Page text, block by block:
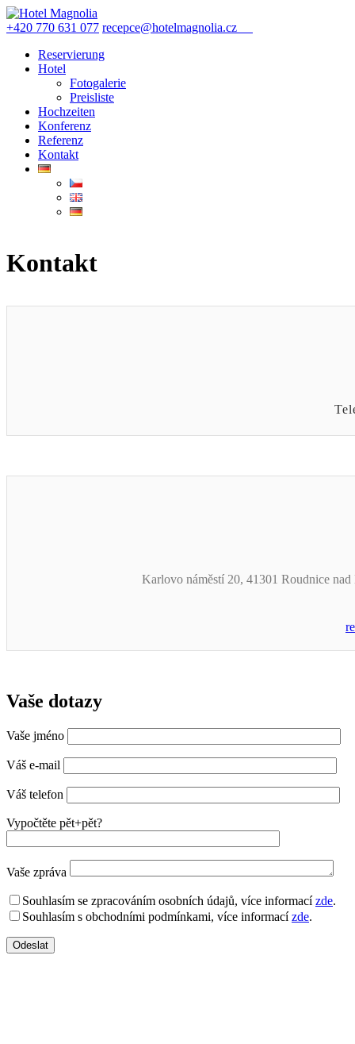
+420 770 631 077 recepce@hotelmagnolia.cz
Reservierung
Hotel
Fotogalerie
Preisliste
Hochzeiten
Konferenz
Referenz
Kontakt
Kontakt
Karlovo náměstí 20, 41301 Roudnice nad
Vaše dotazy
Vaše jméno
Váš e-mail
Váš telefon
Vypočtěte pět+pět?
Vaše zpráva
Souhlasím se zpracováním osobních údajů, více informacízde.
Souhlasím s obchodními podmínkami, více informacízde.